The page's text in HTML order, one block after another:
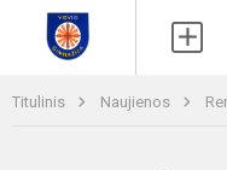
Titulinis Naujienos